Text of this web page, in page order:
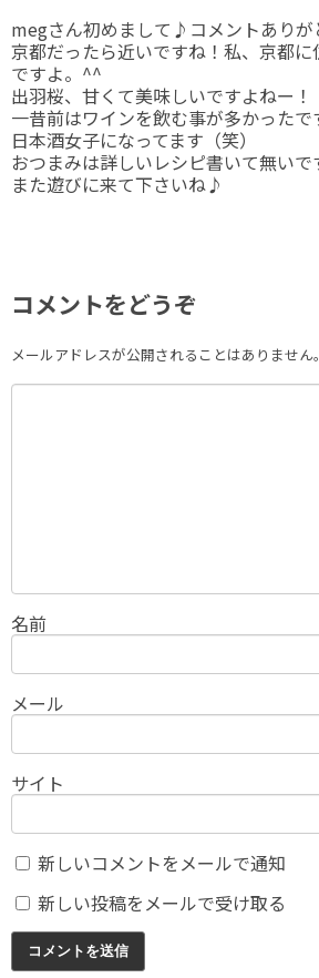
megさん初めまして♪コメントありが
京都だったら近いですね！私、京都
ですよ。^^
出羽桜、甘くて美味しいですよねー！
一昔前はワインを飲む事が多かったで
日本酒女子になってます（笑）
おつまみは詳しいレシピ書いて無いで
また遊びに来て下さいね♪
コメントをどうぞ
メールアドレスが公開されることはありません。
名前
メール
サイト
新しいコメントをメールで通知
新しい投稿をメールで受け取る